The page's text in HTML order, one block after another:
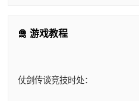
🛅 游戏教程
仗剑传谈竞技时处：